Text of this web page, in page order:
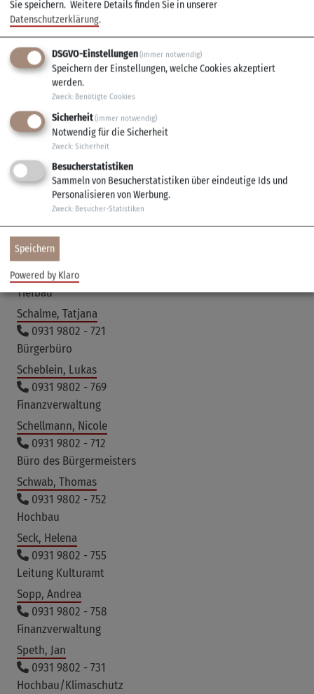
Öhrlein, Sebastian
0931 9802 - 713
Geschäftsleiter
Pock, Shanine
0931 9802 - 722
Remling, Thomas
0931 9800 - 820
Bauhofleiter
Richter, Sebastian
0931 9802 - 762
Gemeinde
Sauer, Marco
0931 9802 - 756
Tiefbau
Schalme, Tatjana
0931 9802 - 721
Bürgerbüro
Scheblein, Lukas
0931 9802 - 769
Finanzverwaltung
Schellmann, Nicole
0931 9802 - 712
Büro des Bürgermeisters
Schwab, Thomas
0931 9802 - 752
Hochbau
Seck, Helena
0931 9802 - 755
Leitung Kulturamt
Sopp, Andrea
0931 9802 - 758
Finanzverwaltung
Speth, Jan
0931 9802 - 731
Hochbau/Klimaschutz
Sie speichern. Weitere Details finden Sie in unserer
Datenschutzerklärung.
DSGVO-Einstellungen(immer notwendig)
Speichern der Einstellungen, welche Cookies akzeptiert
werden.
Zweck: Benötigte Cookies
Sicherheit(immer notwendig)
Notwendig für die Sicherheit
Zweck: Sicherheit
Besucherstatistiken
Sammeln von Besucherstatistiken über eindeutige Ids und
Personalisieren von Werbung.
Zweck: Besucher-Statistiken
Speichern
Powered by Klaro